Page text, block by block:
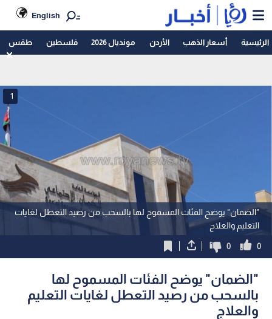
English
الرئيسية أسعار الذهب الأردن مونديال 2026 فلسطين طقس
"الضمان" يوضح الفئات المسموح لها بالسحب من رصيد التعطل لغايات
التعليم والعلاج
1
0
0
"الضمان" يوضح الفئات المسموح لها
بالسحب من رصيد التعطل لغايات التعليم
والعلاج